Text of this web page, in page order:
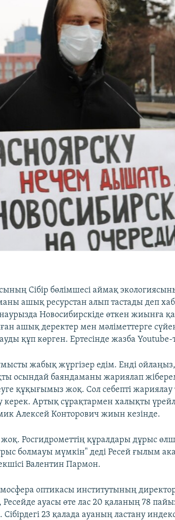
Сібір бөлімшесі аймақ
ашық ресурстан алып тастады деп
Новосибирскіде өткен жиынға
ашық деректер мен мәліметтерге
құп көрген. Ертесінде жазба Youtube-
жабық жүргізер едім. Енді ойлаңыз,
осындай баяндаманы жариялап
құқығымыз жоқ. Сол себепті
Артық сұрақтармен халықты
Алексей Конторович жиын кезінде.
Росгидрометтің құралдары дұрыс
болмауы мүмкін" деді Ресей ғылым
Валентин Пармон.
оптикасы институтының
ауасы өте лас 20 қаланың 78
23 қалада ауаның ластану